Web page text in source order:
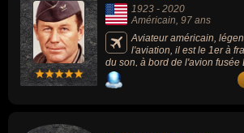
1923 - 2020
Américain, 97 ans
Aviateur américain,
l'aviation, il est le 1er à
du son, à bord de l'avion fusée
1947.